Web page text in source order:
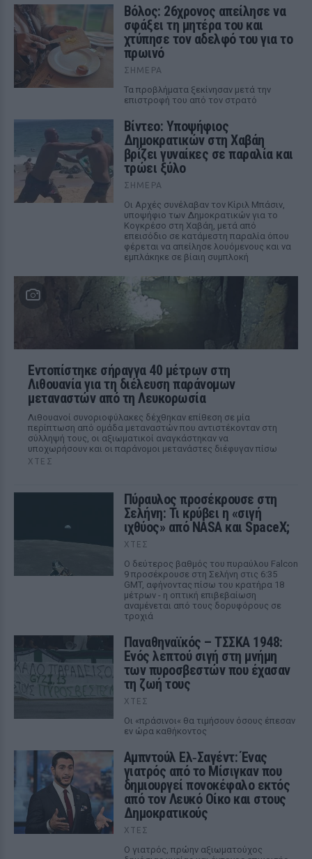
Βόλος: 26χρονος απείλησε να
σφάξει τη μητέρα του και
χτύπησε τον αδελφό του για το
πρωινό
ΣΉΜΕΡΑ
Τα προβλήματα ξεκίνησαν μετά την
επιστροφή του από τον στρατό
Βίντεο: Υποψήφιος
Δημοκρατικών στη Χαβάη
βρίζει γυναίκες σε παραλία και
τρώει ξύλο
ΣΉΜΕΡΑ
Οι Αρχές συνέλαβαν τον Κίριλ Μπάσιν,
υποψήφιο των Δημοκρατικών για το
Κογκρέσο στη Χαβάη, μετά από
επεισόδιο σε κατάμεστη παραλία όπου
φέρεται να απείλησε λουόμενους και να
εμπλάκηκε σε βίαιη συμπλοκή
Εντοπίστηκε σήραγγα 40 μέτρων στη
Λιθουανία για τη διέλευση παράνομων
μεταναστών από τη Λευκορωσία
Λιθουανοί συνοριοφύλακες δέχθηκαν επίθεση σε μία
περίπτωση από ομάδα μεταναστών που αντιστέκονταν στη
σύλληψή τους, οι αξιωματικοί αναγκάστηκαν να
υποχωρήσουν και οι παράνομοι μετανάστες διέφυγαν πίσω
ΧΤΕΣ
Πύραυλος προσέκρουσε στη
Σελήνη: Τι κρύβει η «σιγή
ιχθύος» από NASA και SpaceX;
ΧΤΕΣ
Ο δεύτερος βαθμός του πυραύλου Falcon
9 προσέκρουσε στη Σελήνη στις 6:35
GMT, αφήνοντας πίσω του κρατήρα 18
μέτρων - η οπτική επιβεβαίωση
αναμένεται από τους δορυφόρους σε
τροχιά
Παναθηναϊκός – ΤΣΣΚΑ 1948:
Ενός λεπτού σιγή στη μνήμη
των πυροσβεστών που έχασαν
τη ζωή τους
ΧΤΕΣ
Οι «πράσινοι« θα τιμήσουν όσους έπεσαν
εν ώρα καθήκοντος
Αμπντούλ Ελ‑Σαγέντ: Ένας
γιατρός από το Μίσιγκαν που
δημιουργεί πονοκέφαλο εκτός
από τον Λευκό Οίκο και στους
Δημοκρατικούς
ΧΤΕΣ
Ο γιατρός, πρώην αξιωματούχος